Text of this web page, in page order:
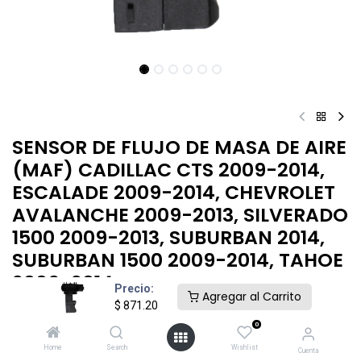
Precio:
$ 871.20
Agregar al Carrito
Home Search
0
Wishlist Cuenta
SENSOR DE FLUJO DE MASA DE AIRE
(MAF) CADILLAC CTS 2009-2014,
ESCALADE 2009-2014, CHEVROLET
AVALANCHE 2009-2013, SILVERADO
1500 2009-2013, SUBURBAN 2014,
SUBURBAN 1500 2009-2014, TAHOE
2009-2014
871.20